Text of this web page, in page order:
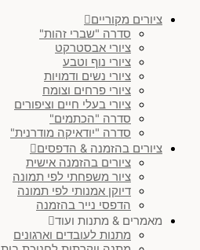
ציורים מקוריים
סדרה "שברי זהות"
ציורי אבסטרקט
ציורי נוף וטבע
ציורי נשים ודמויות
ציורי פרחים וצומח
ציורי בעלי חיים וציפורים
סדרה "הכתמים"
סדרה "יודאיקה מודרנית"
ציורים בהזמנה & הדפסים
ציורים בהזמנה אישית
ציור משפחתי לפי תמונה
דיוקן אמנותי לפי תמונה
הדפסי נייר בהזמנה
מאמרים & מתנות ועוד
מתנות לעובדים וארגונים